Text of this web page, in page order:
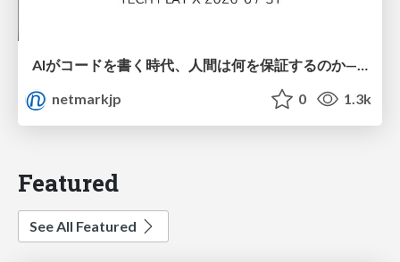
AIがコードを書く時代、人間は何を保証するのか———馬場さんと考える、開発者に求められる新しい責任と価値 - TECH PLAY
netmarkjp
0 1.3k
Featured
See All Featured